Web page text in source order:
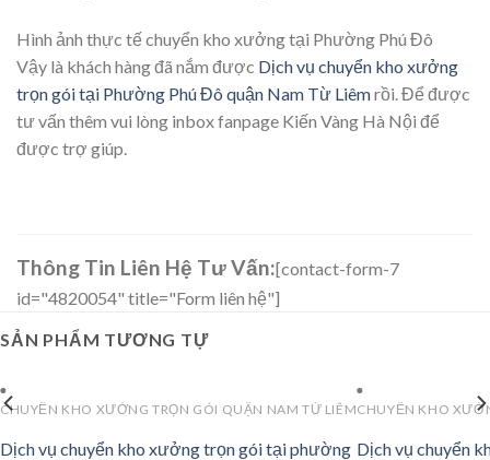
Hình ảnh thực tế chuyển kho xưởng tại Phường Phú Đô
Vậy là khách hàng đã nắm được Dịch vụ chuyển kho xưởng
trọn gói tại Phường Phú Đô quận Nam Từ Liêmrồi. Để được
tư vấn thêm vui lòng inbox fanpage Kiến Vàng Hà Nội để
được trợ giúp.
Thông Tin Liên Hệ Tư Vấn:[contact-form-7
id="4820054" title="Form liên hệ"]
SẢN PHẨM TƯƠNG TỰ
CHUYỂN KHO XƯỞNG TRỌN GÓI QUẬN NAM TỪ LIÊM
Dịch vụ chuyển kho xưởng trọn gói tại phường
CHUYỂN KHO
Dịch vụ chuyển